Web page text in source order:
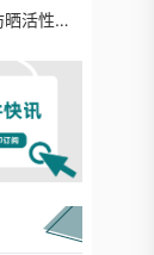
近20年来首次！美国 FDA 批准防晒活性成分Bemotrizinol